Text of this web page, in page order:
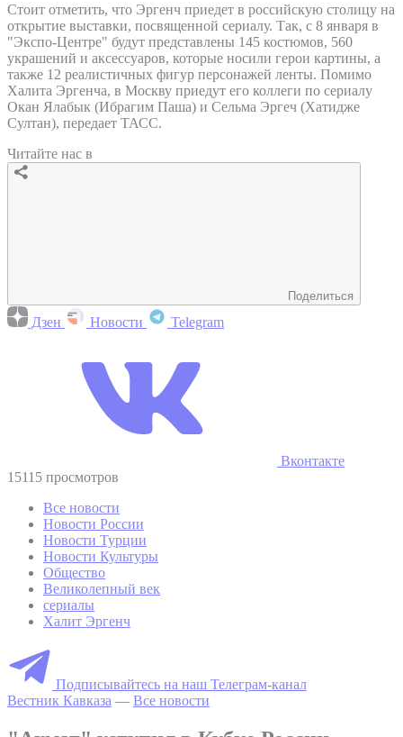
Стоит отметить, что Эргенч приедет в российскую столицу на
открытие выставки, посвященной сериалу. Так, с 8 января в
"Экспо-Центре" будут представлены 145 костюмов, 560
украшений и аксессуаров, которые носили герои картины, а
также 12 реалистичных фигур персонажей ленты. Помимо
Халита Эргенча, в Москву приедут его коллеги по сериалу
Окан Ялабык (Ибрагим Паша) и Сельма Эргеч (Хатидже
Султан), передает ТАСС.
Читайте нас в
Поделиться
Дзен Новости Telegram
Вконтакте
15115 просмотров
Все новости
Новости России
Новости Турции
Новости Культуры
Общество
Великолепный век
сериалы
Халит Эргенч
Подписывайтесь на наш Телеграм-канал
Вестник Кавказа — Все новости